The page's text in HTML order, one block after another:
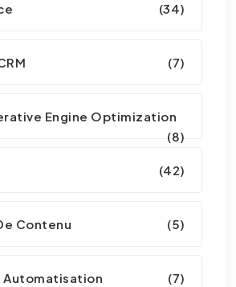
(34)
(7)
Engine Optimization
(8)
(42)
Contenu (5)
Automatisation (7)